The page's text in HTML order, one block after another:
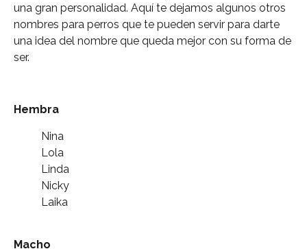
una gran personalidad. Aquí te dejamos algunos otros
nombres para perros que te pueden servir para darte
una idea del nombre que queda mejor con su forma de
ser.
Hembra
Nina
Lola
Linda
Nicky
Laika
Macho